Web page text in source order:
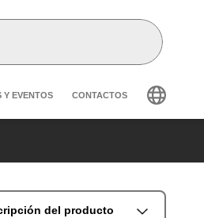
secondary
Y EVENTOS CONTACTOS
del producto